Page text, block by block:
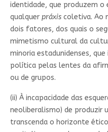
identidade, que produzem
qualquer práxis coletiva. Ao
dois fatores, dos quais o
mimetismo cultural da
minoria estadunidenses,
política pelas lentes da
ou de grupos.
(ii) À incapacidade das
neoliberalismo) de produzir
transcenda o horizonte